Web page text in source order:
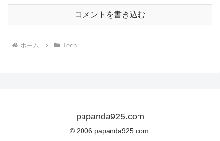
コメントを書き込む
ホーム Tech
papanda925.com
© 2006 papanda925.com.